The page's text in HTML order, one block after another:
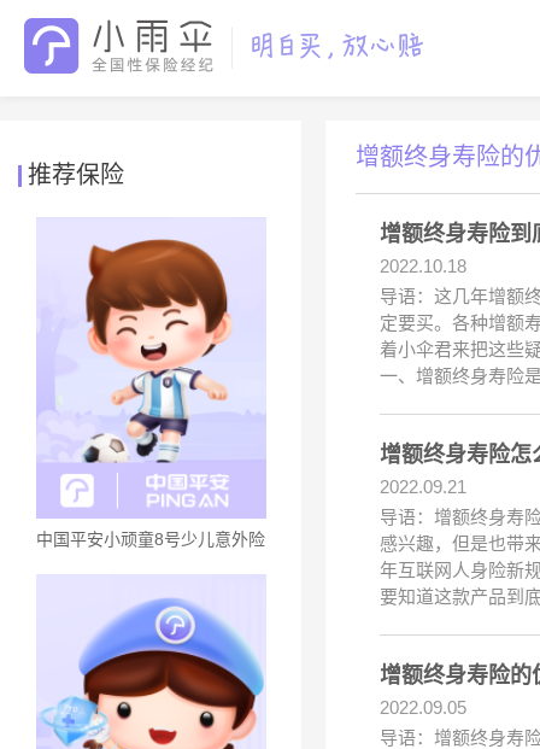
推荐保险
中国平安小顽童8号少儿意外险
增额终身寿险的
增额终身寿险到
2022.10.18
导语：这几年增额
定要买。各种增额
着小伞君来把这些
一、增额终身寿险
增额终身寿险怎
2022.09.21
导语：增额终身寿
感兴趣，但是也带
年互联网人身险新
要知道这款产品到
增额终身寿险的
2022.09.05
导语：增额终身寿